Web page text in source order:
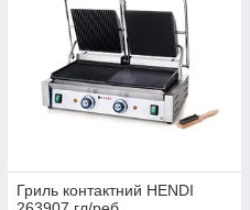
Гриль контактний HENDI